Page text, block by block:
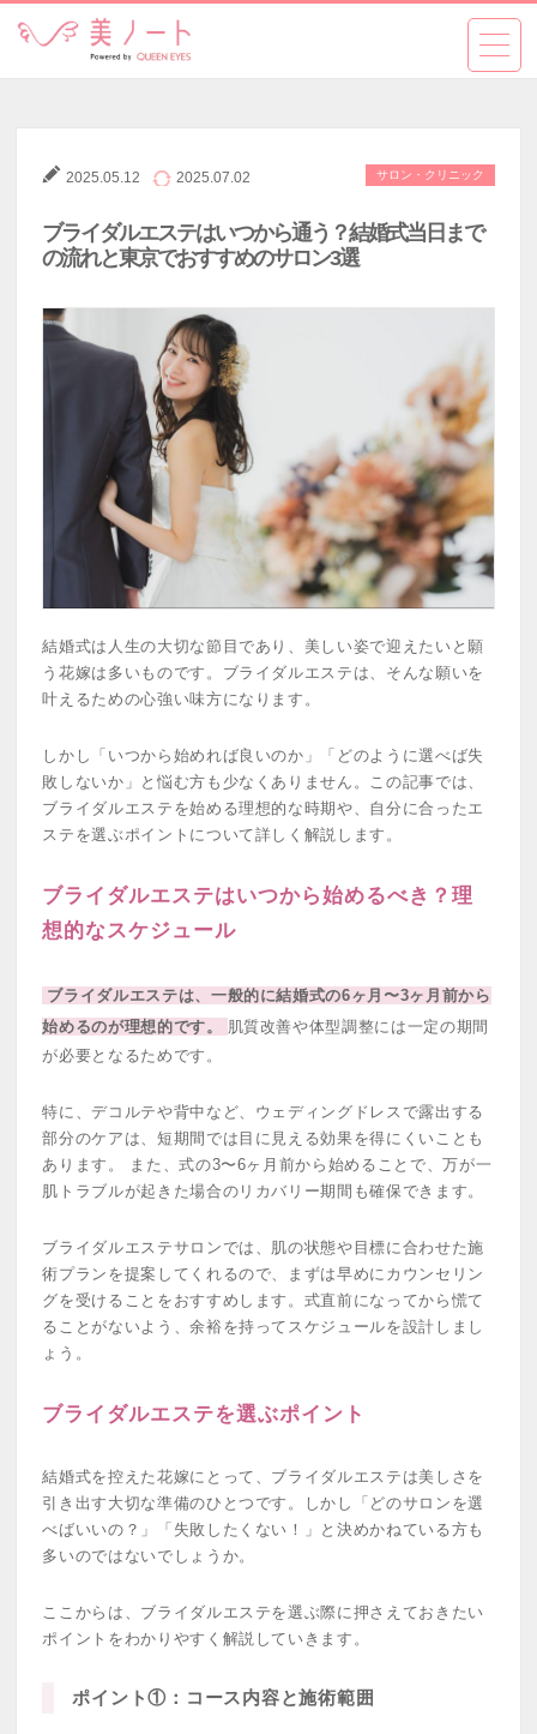
サロン・クリニック
2025.05.12 2025.07.02
ブライダルエステはいつから通う？結婚式当日まで
の流れと東京でおすすめのサロン3選
結婚式は人生の大切な節目であり、美しい姿で迎えたいと願
う花嫁は多いものです。ブライダルエステは、そんな願いを
叶えるための心強い味方になります。
しかし「いつから始めれば良いのか」「どのように選べば失
敗しないか」と悩む方も少なくありません。この記事では、
ブライダルエステを始める理想的な時期や、自分に合ったエ
ステを選ぶポイントについて詳しく解説します。
ブライダルエステはいつから始めるべき？理
想的なスケジュール
ブライダルエステは、一般的に結婚式の6ヶ月〜3ヶ月前から
始めるのが理想的です。
肌質改善や体型調整には一定の期間
が必要となるためです。
特に、デコルテや背中など、ウェディングドレスで露出する
部分のケアは、短期間では目に見える効果を得にくいことも
あります。 また、式の3〜6ヶ月前から始めることで、万が一
肌トラブルが起きた場合のリカバリー期間も確保できます。
ブライダルエステサロンでは、肌の状態や目標に合わせた施
術プランを提案してくれるので、まずは早めにカウンセリン
グを受けることをおすすめします。式直前になってから慌て
ることがないよう、余裕を持ってスケジュールを設計しまし
ょう。
ブライダルエステを選ぶポイント
結婚式を控えた花嫁にとって、ブライダルエステは美しさを
引き出す大切な準備のひとつです。しかし「どのサロンを選
べばいいの？」「失敗したくない！」と決めかねている方も
多いのではないでしょうか。
ここからは、ブライダルエステを選ぶ際に押さえておきたい
ポイントをわかりやすく解説していきます。
ポイント①：コース内容と施術範囲